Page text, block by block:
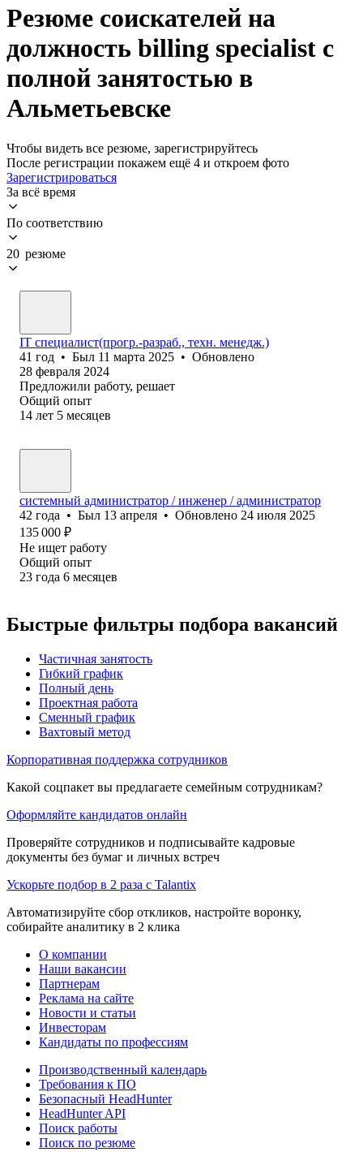
Резюме соискателей на
должность billing specialist с
полной занятостью в
Альметьевске
Чтобы видеть все резюме, зарегистрируйтесь
После регистрации покажем ещё 4 и откроем фото
Зарегистрироваться
За всё время
По соответствию
20 резюме
IT специалист(прогр.-разраб., техн. менедж.)
41 год • Был 11 марта 2025 • Обновлено
28 февраля 2024
Предложили работу, решает
Общий опыт
14 лет 5 месяцев
системный администратор / инженер / администратор
42 года • Был 13 апреля • Обновлено 24 июля 2025
135 000 ₽
Не ищет работу
Общий опыт
23 года 6 месяцев
Быстрые фильтры подбора вакансий
Частичная занятость
Гибкий график
Полный день
Проектная работа
Сменный график
Вахтовый метод
Корпоративная поддержка сотрудников
Какой соцпакет вы предлагаете семейным сотрудникам?
Оформляйте кандидатов онлайн
Проверяйте сотрудников и подписывайте кадровые
документы без бумаг и личных встреч
Ускорьте подбор в 2 раза с Talantix
Автоматизируйте сбор откликов, настройте воронку,
собирайте аналитику в 2 клика
О компании
Наши вакансии
Партнерам
Реклама на сайте
Новости и статьи
Инвесторам
Кандидаты по профессиям
Производственный календарь
Требования к ПО
Безопасный HeadHunter
HeadHunter API
Поиск работы
Поиск по резюме